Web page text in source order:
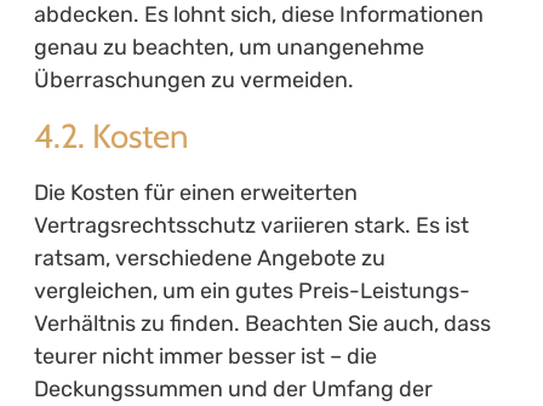
abdecken. Es lohnt sich, diese Informationen
genau zu beachten, um unangenehme
Überraschungen zu vermeiden.
4.2. Kosten
Die Kosten für einen erweiterten
Vertragsrechtsschutz variieren stark. Es ist
ratsam, verschiedene Angebote zu
vergleichen, um ein gutes Preis-Leistungs-
Verhältnis zu finden. Beachten Sie auch, dass
teurer nicht immer besser ist – die
Deckungssummen und der Umfang der